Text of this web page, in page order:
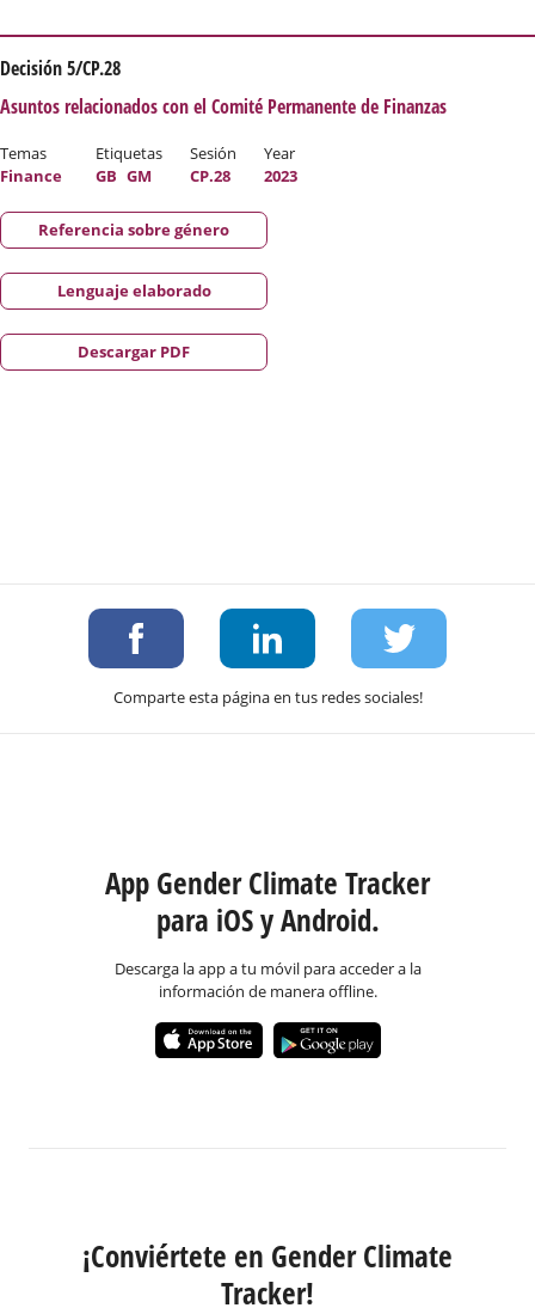
Decisión 5/CP.28
Asuntos relacionados con el Comité Permanente de Finanzas
Temas
Finance
Etiquetas
GB GM
Sesión
CP.28
Year
2023
Referencia sobre género
Lenguaje elaborado
Descargar PDF
Comparte esta página en tus redes sociales!
App Gender Climate Tracker
para iOS y Android.
Descarga la app a tu móvil para acceder a la
información de manera offline.
¡Conviértete en Gender Climate
Tracker!